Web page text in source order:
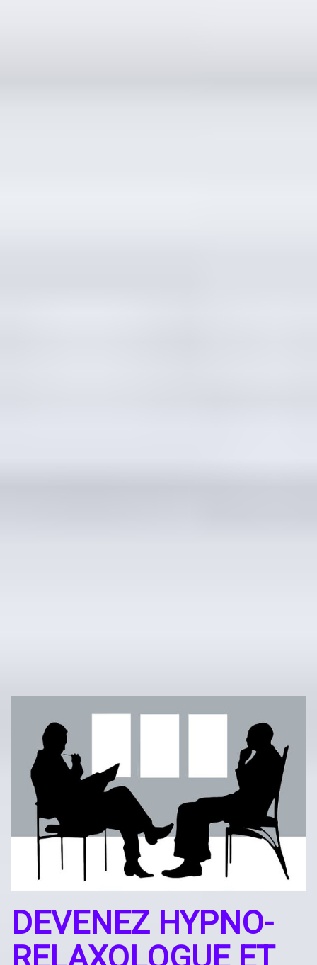
DEVENEZ HYPNO-